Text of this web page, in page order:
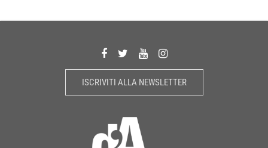
ISCRIVITI ALLA NEWSLETTER